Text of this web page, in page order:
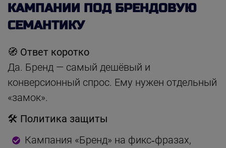
КАМПАНИИ ПОД БРЕНДОВУЮ
СЕМАНТИКУ
🧭 Ответ коротко
Да. Бренд — самый дешёвый и
конверсионный спрос. Ему нужен отдельный
«замок».
🛠 Политика защиты
Кампания «Бренд» на фикс‑фразах,